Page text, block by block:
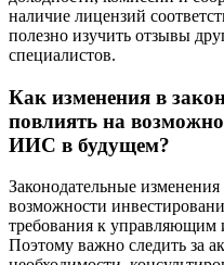
наличие лицензий
полезно изучить отзывы
специалистов.
Как изменения в
повлиять на
ИИС в будущем?
Законодательные
возможности
требования к управляющим
Поэтому важно следить за